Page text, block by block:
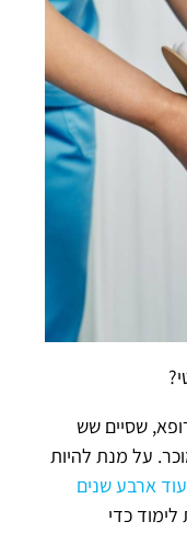
שסיים שש
על מנת להיות
ארבע שנים
כדי